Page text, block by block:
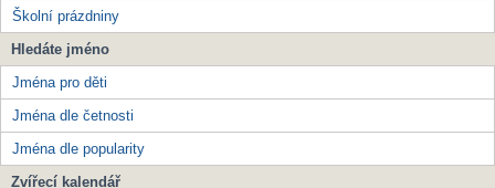
Školní prázdniny
Hledáte jméno
Jména pro děti
Jména dle četnosti
Jména dle popularity
Zvířecí kalendář